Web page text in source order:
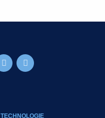
TECHNOLOGIE